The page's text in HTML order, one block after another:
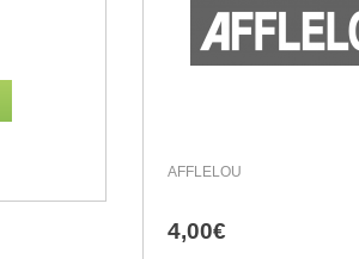
AFFLELOU
4,00€